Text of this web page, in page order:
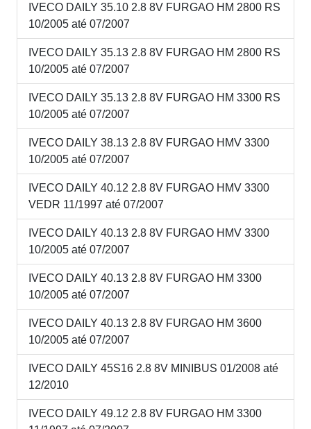
IVECO DAILY 35.10 2.8 8V FURGAO HM 2800 RS
10/2005 até 07/2007
IVECO DAILY 35.13 2.8 8V FURGAO HM 2800 RS
10/2005 até 07/2007
IVECO DAILY 35.13 2.8 8V FURGAO HM 3300 RS
10/2005 até 07/2007
IVECO DAILY 38.13 2.8 8V FURGAO HMV 3300
10/2005 até 07/2007
IVECO DAILY 40.12 2.8 8V FURGAO HMV 3300
VEDR 11/1997 até 07/2007
IVECO DAILY 40.13 2.8 8V FURGAO HMV 3300
10/2005 até 07/2007
IVECO DAILY 40.13 2.8 8V FURGAO HM 3300
10/2005 até 07/2007
IVECO DAILY 40.13 2.8 8V FURGAO HM 3600
10/2005 até 07/2007
IVECO DAILY 45S16 2.8 8V MINIBUS 01/2008 até
12/2010
IVECO DAILY 49.12 2.8 8V FURGAO HM 3300